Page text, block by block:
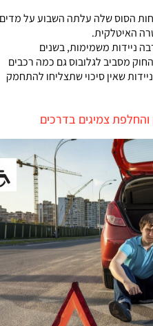
תלתן ירוק על 503 כוחות הסוס שלה עלתה השבוע על מדים
האיטלקית.
משמימות, בשנים
מסביב לגלובוס גם כמה רכבים
שאין סיכוי שתצליחו להתחמק
צמיגים בדרכים